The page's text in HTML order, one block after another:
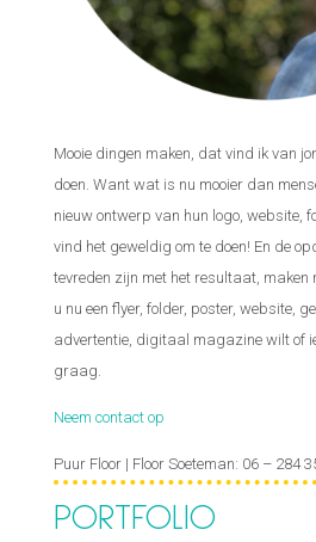
Mooie dingen maken, dat vind ik van
doen. Want wat is nu mooier dan
nieuw ontwerp van hun logo, website,
vind het geweldig om te doen! En de
tevreden zijn met het resultaat, maken
u nu een flyer, folder, poster, website,
advertentie, digitaal magazine wilt of
graag.
Neem contact op
Puur Floor | Floor Soeteman: 06 – 284
PORTFOLIO